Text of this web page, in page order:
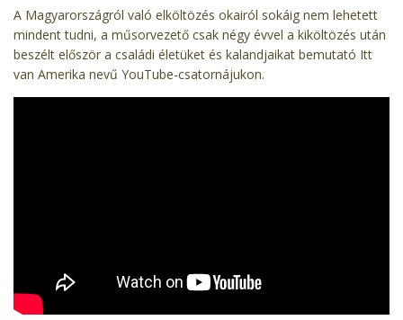
A Magyarországról való elköltözés okairól sokáig nem lehetett
mindent tudni, a műsorvezető csak négy évvel a kiköltözés után
beszélt először a családi életüket és kalandjaikat bemutató Itt
van Amerika nevű YouTube-csatornájukon.